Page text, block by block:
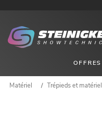
OFFRES
Matériel / Trépieds et matériel